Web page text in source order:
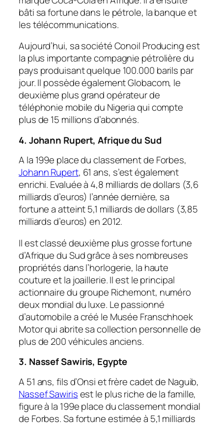
bâti sa fortune dans le pétrole, la banque et
les télécommunications.
Aujourd’hui, sa société Conoil Producing est
la plus importante compagnie pétrolière du
pays produisant quelque 100.000 barils par
jour. Il possède également Globacom, le
deuxième plus grand opérateur de
téléphonie mobile du Nigeria qui compte
plus de 15 millions d’abonnés.
4. Johann Rupert, Afrique du Sud
A la 199e place du classement de Forbes,
Johann Rupert, 61 ans, s’est également
enrichi. Evaluée à 4,8 milliards de dollars (3,6
milliards d’euros) l’année dernière, sa
fortune a atteint 5,1 milliards de dollars (3,85
milliards d’euros) en 2012.
Il est classé deuxième plus grosse fortune
d’Afrique du Sud grâce à ses nombreuses
propriétés dans l’horlogerie, la haute
couture et la joaillerie. Il est le principal
actionnaire du groupe Richemont, numéro
deux mondial du luxe. Le passionné
d’automobile a créé le Musée Franschhoek
Motor qui abrite sa collection personnelle de
plus de 200 véhicules anciens.
3. Nassef Sawiris, Egypte
A 51 ans, fils d’Onsi et frère cadet de Naguib,
Nassef Sawirisest le plus riche de la famille,
figure à la 199e place du classement mondial
de Forbes. Sa fortune estimée à 5,1 milliards